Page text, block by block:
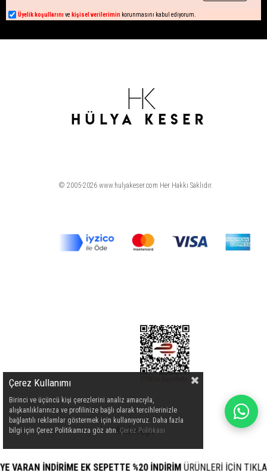
İNDİRİME EK SEPETTE %20 İNDİRİM ÜRÜNLERİ İÇİN TIKLAYIN
Üyelik koşullarını ve kişisel verilerimin korunmasını kabul ediyorum.
© 2005-2026 www.hulyakeser.com Her Hakkı Saklıdır.
Çerez Kullanımı
Birinci ve üçüncü kişi çerezlerini analiz amacıyla,
alışkanlıklarınıza ve profilinize bağlı olarak tercihlerinizle
bağlantılı reklamlar göstermek için kullanıyoruz. Daha fazla
bilgi için Çerez Politikamıza göz atın. Çerez Politikası